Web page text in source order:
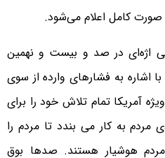
صورت کامل اعلام می‌شود.
اژه‌ای در صد و بیست و نهمین
اشاره به فشارهای وارده از سوی
آمریکا تمام تلاش خود را برای
به کار می بندد تا مردم را
مردم هوشیار هستند. صدها بوق